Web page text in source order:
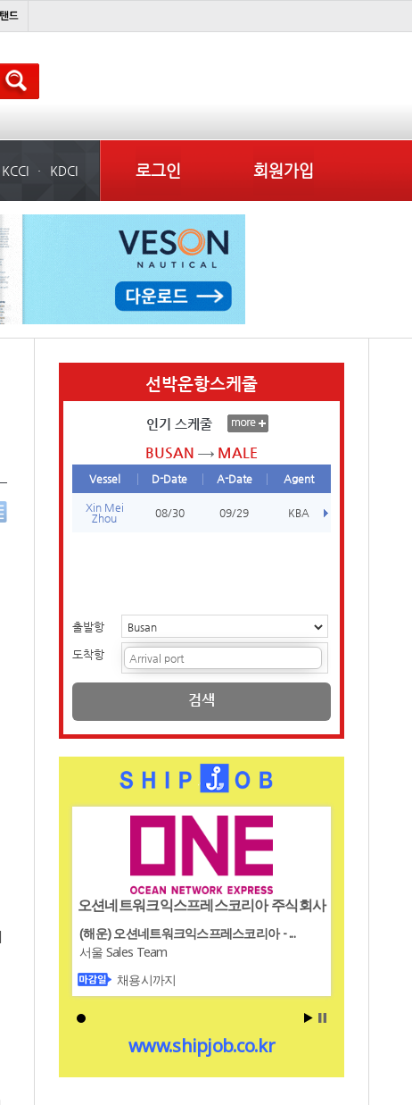
KCCI KDCI 로그인 회원가입
선박운항스케줄
인기 스케줄
BUSAN MALE
Vessel D-Date A-Date Agent
Xin Mei
Zhou
08/30 09/29 KBA
출발항
도착항
검색